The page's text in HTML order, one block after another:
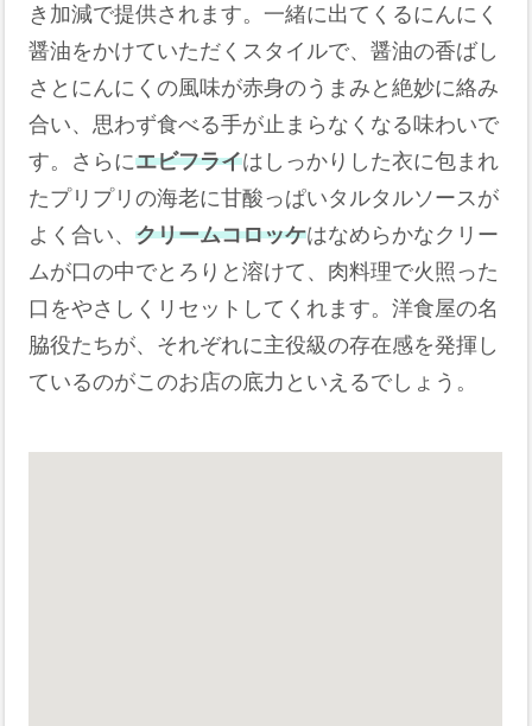
き加減で提供されます。一緒に出てくるにんにく
醤油をかけていただくスタイルで、醤油の香ばし
さとにんにくの風味が赤身のうまみと絶妙に絡み
合い、思わず食べる手が止まらなくなる味わいで
す。さらにエビフライはしっかりした衣に包まれ
たプリプリの海老に甘酸っぱいタルタルソースが
よく合い、クリームコロッケはなめらかなクリー
ムが口の中でとろりと溶けて、肉料理で火照った
口をやさしくリセットしてくれます。洋食屋の名
脇役たちが、それぞれに主役級の存在感を発揮し
ているのがこのお店の底力といえるでしょう。